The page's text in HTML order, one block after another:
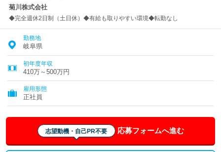
菊川株式会社
◆完全週休2日制（土日休）◆有給も取りやすい環境◆転勤なし
勤務地
岐阜県
初年度年収
410万～500万円
雇用形態
正社員
志望動機・自己PR不要 応募フォームへ進む